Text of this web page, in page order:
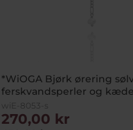
*WiOGA Bjørk ørering sølv
ferskvandsperler og kæde
wiE-8053-s
270,00 kr